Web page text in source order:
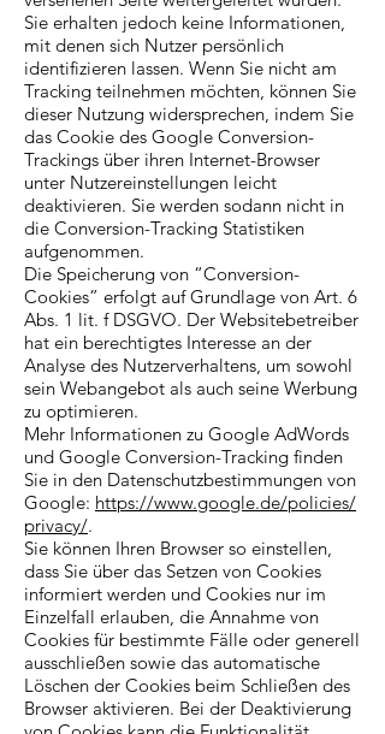
Sie erhalten jedoch keine Informationen,
mit denen sich Nutzer persönlich
identifizieren lassen. Wenn Sie nicht am
Tracking teilnehmen möchten, können Sie
dieser Nutzung widersprechen, indem Sie
das Cookie des Google Conversion-
Trackings über ihren Internet-Browser
unter Nutzereinstellungen leicht
deaktivieren. Sie werden sodann nicht in
die Conversion-Tracking Statistiken
aufgenommen.
Die Speicherung von “Conversion-
Cookies” erfolgt auf Grundlage von Art. 6
Abs. 1 lit. f DSGVO. Der Websitebetreiber
hat ein berechtigtes Interesse an der
Analyse des Nutzerverhaltens, um sowohl
sein Webangebot als auch seine Werbung
zu optimieren.
Mehr Informationen zu Google AdWords
und Google Conversion-Tracking finden
Sie in den Datenschutzbestimmungen von
Google: https://www.google.de/policies/
privacy/.
Sie können Ihren Browser so einstellen,
dass Sie über das Setzen von Cookies
informiert werden und Cookies nur im
Einzelfall erlauben, die Annahme von
Cookies für bestimmte Fälle oder generell
ausschließen sowie das automatische
Löschen der Cookies beim Schließen des
Browser aktivieren. Bei der Deaktivierung